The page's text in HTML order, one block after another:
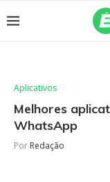
Aplicativos
Melhores
WhatsApp
Por Redação